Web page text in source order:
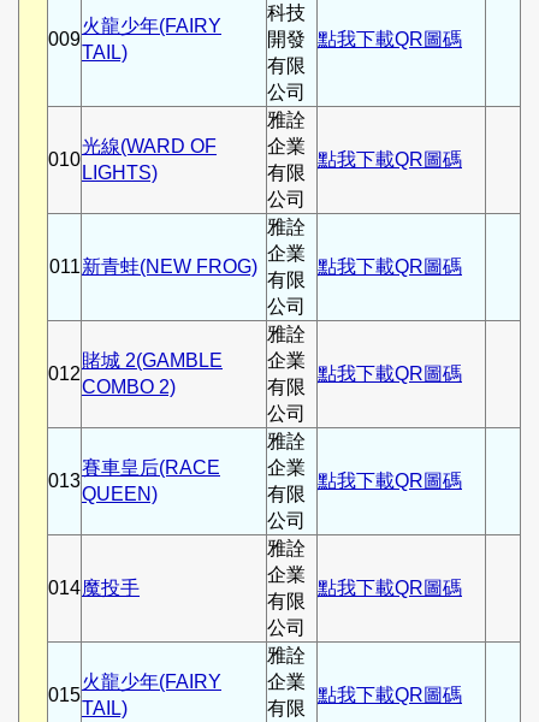
009
火龍少年(FAIRY
TAIL)
科技
開發
有限
公司
點我下載QR圖碼
010
光線(WARD OF
LIGHTS)
雅詮
企業
有限
公司
點我下載QR圖碼
011新青蛙(NEW FROG)
雅詮
企業
有限
公司
點我下載QR圖碼
012
賭城 2(GAMBLE
COMBO 2)
雅詮
企業
有限
公司
點我下載QR圖碼
013
賽車皇后(RACE
QUEEN)
雅詮
企業
有限
公司
點我下載QR圖碼
014魔投手
雅詮
企業
有限
公司
點我下載QR圖碼
015
火龍少年(FAIRY
TAIL)
雅詮
企業
有限
點我下載QR圖碼